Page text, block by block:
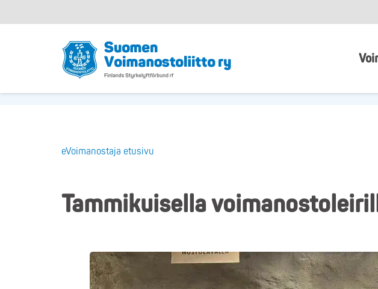
eVoimanostaja etusivu
Tammikuisella